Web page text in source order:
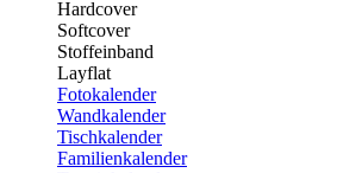
Hardcover
Softcover
Stoffeinband
Layflat
Fotokalender
Wandkalender
Tischkalender
Familienkalender